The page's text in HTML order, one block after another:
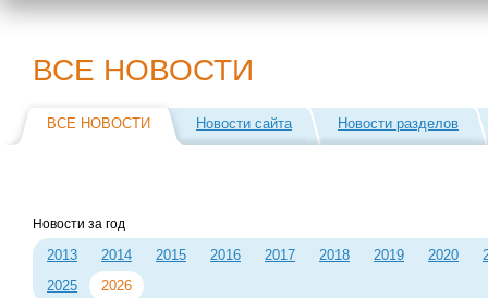
ВСЕ НОВОСТИ
ВСЕ НОВОСТИ Новости сайта Новости разделов
Новости за год
2013 2014 2015 2016 2017 2018 2019 2020
2025
2026